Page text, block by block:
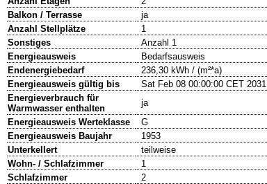
Balkon / Terrasse
ja
Anzahl Stellplätze
1
Sonstiges
Anzahl 1
Energieausweis
Bedarfsausweis
Endenergiebedarf
236,30 kWh / (m²*a)
Energieausweis gültig bis
Sat Feb 08 00:00:00 CET 2031
Energieverbrauch für
Warmwasser enthalten
ja
Energieausweis Werteklasse
G
Energieausweis Baujahr
1953
Unterkellert
teilweise
Wohn- / Schlafzimmer
1
Schlafzimmer
2